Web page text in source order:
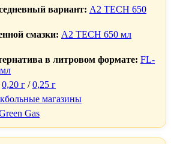
вариант: A2 TECH 650
смазки: A2 TECH 650 мл
в литровом формате: FL-
0,20 г /0,25 г
магазины
Gas